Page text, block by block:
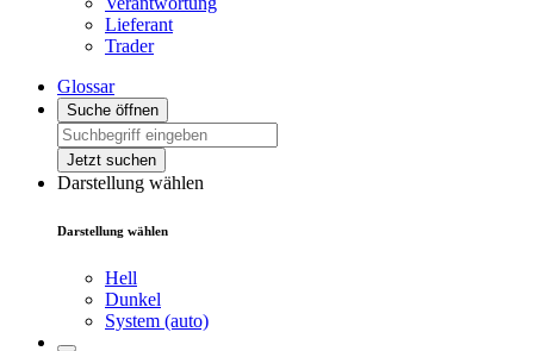
Lieferant
Trader
Glossar
Suche öffnen
Jetzt suchen
Darstellung wählen
Darstellung wählen
Hell
Dunkel
System (auto)